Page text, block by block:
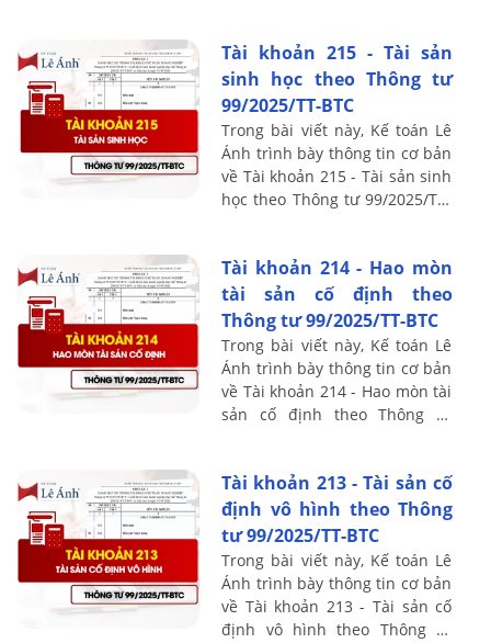
nội dung ...
Tài khoản 215 - Tài sản
sinh học theo Thông tư
99/2025/TT-BTC
Trong bài viết này, Kế toán Lê
Ánh trình bày thông tin cơ bản
về Tài khoản 215 - Tài sản sinh
học theo Thông tư 99/2025/TT-
...
Tài khoản 214 - Hao mòn
tài sản cố định theo
Thông tư 99/2025/TT-BTC
Trong bài viết này, Kế toán Lê
Ánh trình bày thông tin cơ bản
về Tài khoản 214 - Hao mòn tài
sản cố định theo Thông tư
nội ...
Tài khoản 213 - Tài sản cố
định vô hình theo Thông
tư 99/2025/TT-BTC
Trong bài viết này, Kế toán Lê
Ánh trình bày thông tin cơ bản
về Tài khoản 213 - Tài sản cố
định vô hình theo Thông tư